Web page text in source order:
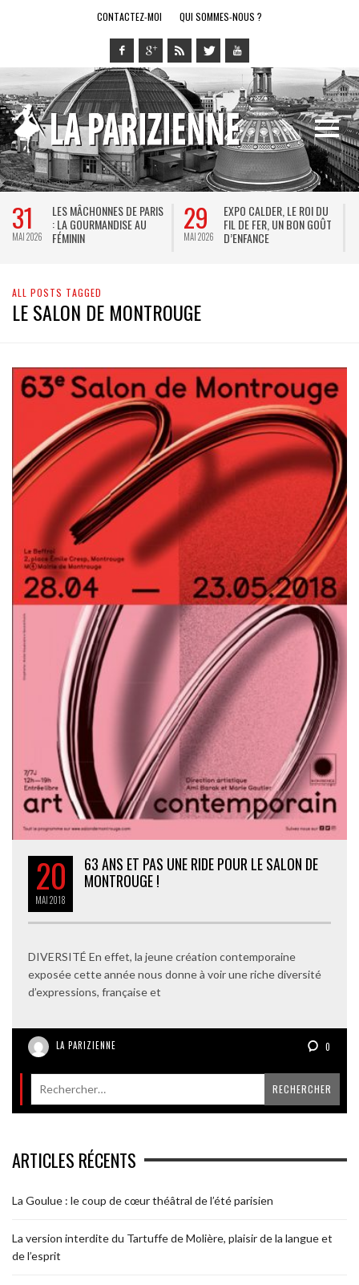
CONTACTEZ-MOI QUI SOMMES-NOUS ?
31
MAI 2026
LES MÂCHONNES DE PARIS
: LA GOURMANDISE AU
FÉMININ
29
MAI 2026
EXPO CALDER, LE ROI DU
FIL DE FER, UN BON GOÛT
D’ENFANCE
ALL POSTS TAGGED
LE SALON DE MONTROUGE
20
MAI2018
63 ANS ET PAS UNE RIDE POUR LE SALON DE
MONTROUGE !
DIVERSITÉ En effet, la jeune création contemporaine
exposée cette année nous donne à voir une riche diversité
d’expressions, française et
LA PARIZIENNE 0
ARTICLES RÉCENTS
La Goulue : le coup de cœur théâtral de l’été parisien
La version interdite du Tartuffe de Molière, plaisir de la langue et
de l’esprit